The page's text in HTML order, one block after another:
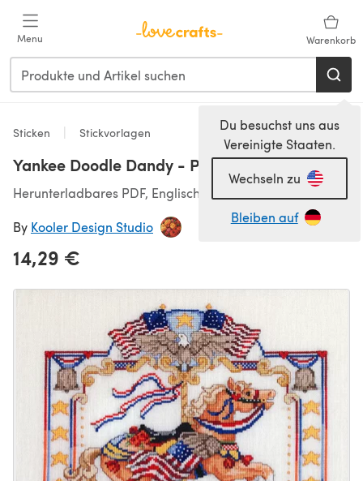
Menu Warenkorb
Du besuchst uns aus
Vereinigte Staaten.
Wechseln zu
Bleiben auf
Sticken Stickvorlagen
Yankee Doodle Dandy - PDF
Herunterladbares PDF, Englisch
By Kooler Design Studio
14,29 €